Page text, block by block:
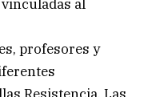
al
profesores y
Resistencia, Las